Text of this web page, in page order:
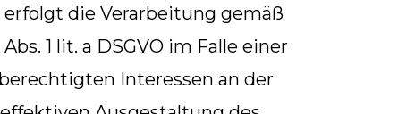
die Verarbeitung gemäß
1 lit. a DSGVO im Falle einer
Interessen an der